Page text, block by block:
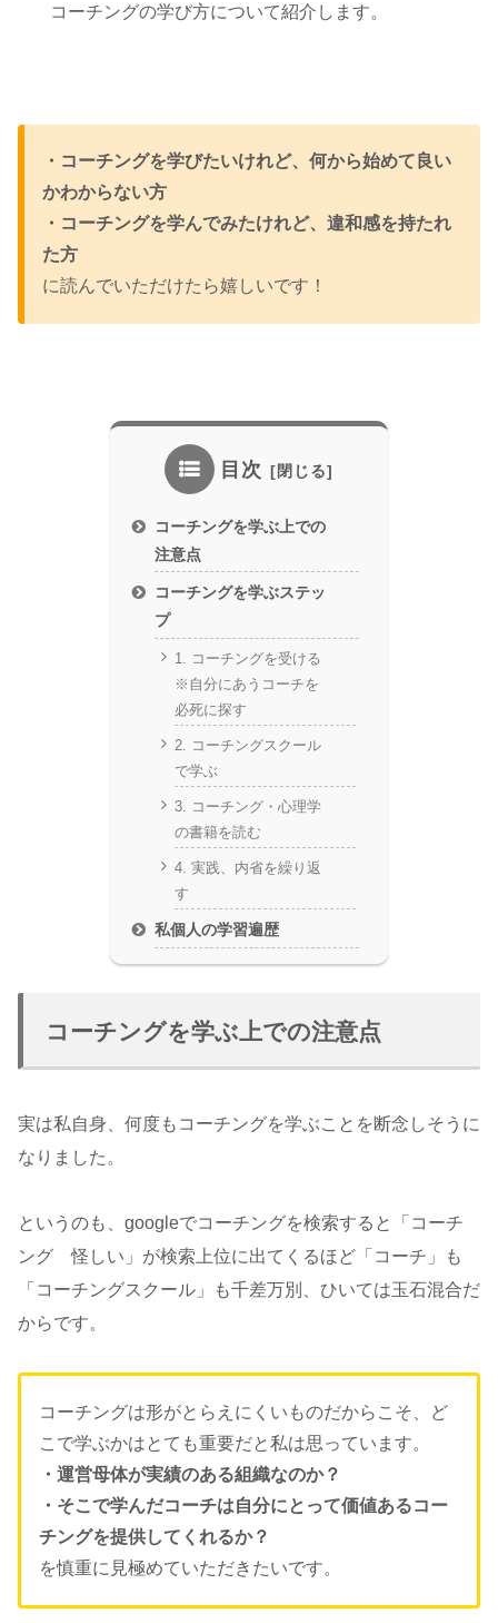
コーチングの学び方について紹介します。
・コーチングを学びたいけれど、何から始めて良い
かわからない方
・コーチングを学んでみたけれど、違和感を持たれ
た方
に読んでいただけたら嬉しいです！
目次
コーチングを学ぶ上での
注意点
コーチングを学ぶステッ
プ
1. コーチングを受ける
※自分にあうコーチを
必死に探す
2. コーチングスクール
で学ぶ
3. コーチング・心理学
の書籍を読む
4. 実践、内省を繰り返
す
私個人の学習遍歴
コーチングを学ぶ上での注意点
実は私自身、何度もコーチングを学ぶことを断念しそうに
なりました。
というのも、googleでコーチングを検索すると「コーチ
ング 怪しい」が検索上位に出てくるほど「コーチ」も
「コーチングスクール」も千差万別、ひいては玉石混合だ
からです。
コーチングは形がとらえにくいものだからこそ、ど
こで学ぶかはとても重要だと私は思っています。
・運営母体が実績のある組織なのか？
・そこで学んだコーチは自分にとって価値あるコー
チングを提供してくれるか？
を慎重に見極めていただきたいです。